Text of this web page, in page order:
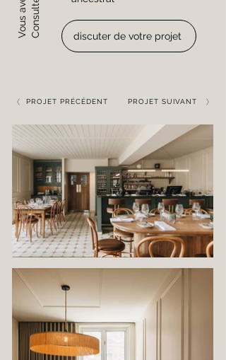
discuter de votre projet
PROJET PRÉCÉDENT PROJET SUIVANT